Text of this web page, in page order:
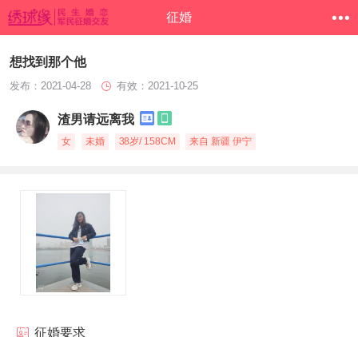
征婚
想找到那个他
发布：2021-04-28 有效：2021-10-25
渣男请远离我
女 未婚 38岁/ 158CM 来自 新疆 伊宁
征婚要求